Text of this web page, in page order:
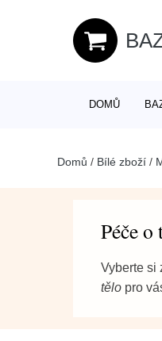
DOMŮ
Domů / Bílé zboží /
Péče o
Vyberte si
tělo pro